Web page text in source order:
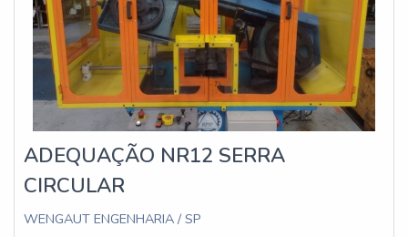
ADEQUAÇÃO NR12 SERRA
CIRCULAR
WENGAUT ENGENHARIA / SP